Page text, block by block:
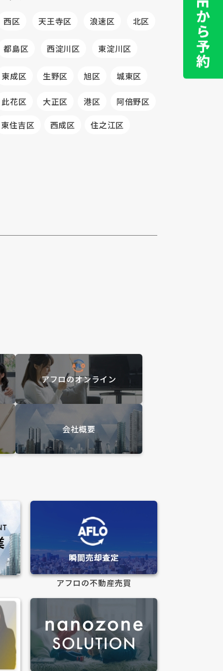
西区 天王寺区 浪速区 北区
都島区 西淀川区 東淀川区
東成区 生野区 旭区 城東区
此花区 大正区 港区
阿倍野区
東住吉区
西成区 住之江区
アフロのオンライン
会社概要
アフロの不動産売買